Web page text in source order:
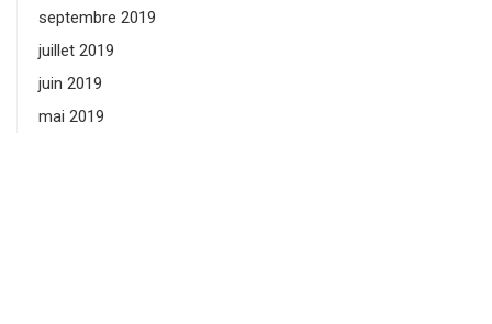
septembre 2019
juillet 2019
juin 2019
mai 2019